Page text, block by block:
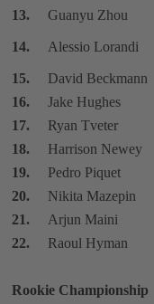
13.
Guanyu Zhou
14. Alessio Lorandi
15. David Beckmann
16.
Jake Hughes
17.
Ryan Tveter
18.
Harrison Newey
19.
Pedro Piquet
20.
Nikita Mazepin
21.
Arjun Maini
22.
Raoul Hyman
Rookie Championship